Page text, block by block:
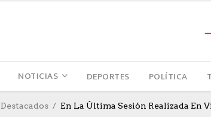
NOTICIAS DEPORTES POLÍTICA
Destacados En La Última Sesión Realizada En